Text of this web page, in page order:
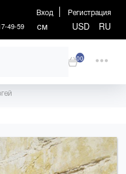
Вход Регистрация
49-59 см USD RU
00